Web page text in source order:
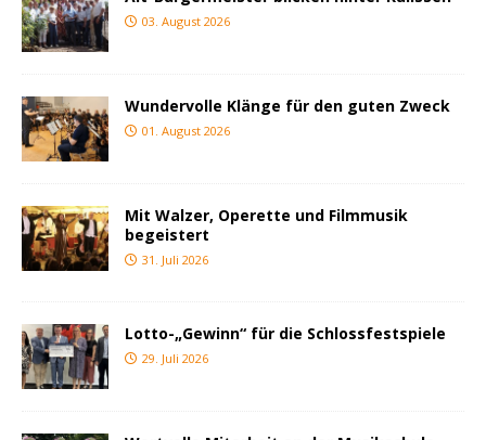
03. August 2026
Wundervolle Klänge für den guten Zweck
01. August 2026
Mit Walzer, Operette und Filmmusik
begeistert
31. Juli 2026
Lotto-„Gewinn“ für die Schlossfestspiele
29. Juli 2026